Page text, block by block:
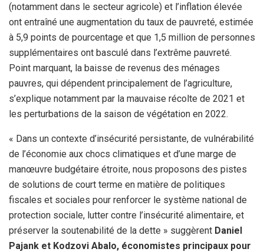
(notamment dans le secteur agricole) et l’inflation élevée
ont entraîné une augmentation du taux de pauvreté, estimée
à 5,9 points de pourcentage et que 1,5 million de personnes
supplémentaires ont basculé dans l’extrême pauvreté.
Point marquant, la baisse de revenus des ménages
pauvres, qui dépendent principalement de l’agriculture,
s’explique notamment par la mauvaise récolte de 2021 et
les perturbations de la saison de végétation en 2022.
« Dans un contexte d’insécurité persistante, de vulnérabilité
de l’économie aux chocs climatiques et d’une marge de
manœuvre budgétaire étroite, nous proposons des pistes
de solutions de court terme en matière de politiques
fiscales et sociales pour renforcer le système national de
protection sociale, lutter contre l’insécurité alimentaire, et
préserver la soutenabilité de la dette » suggèrent Daniel
Pajank et Kodzovi Abalo, économistes principaux pour